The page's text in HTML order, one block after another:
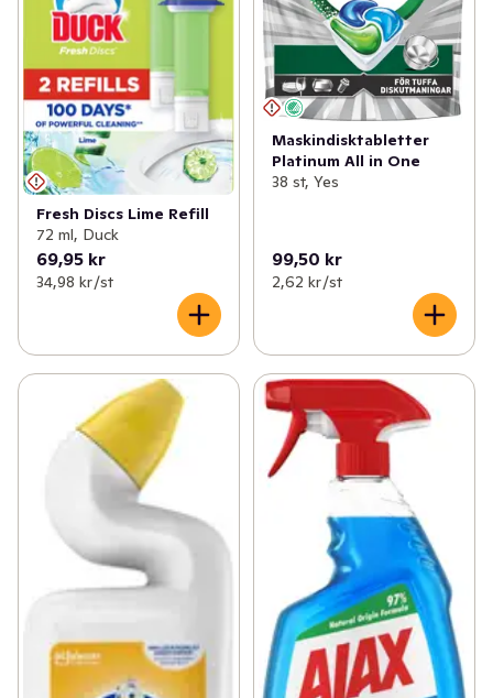
Fresh Discs Lime Refill
72 ml, Duck
69,95 kr
34,98 kr /st
Maskindisktabletter
Platinum All in One
38 st, Yes
99,50 kr
2,62 kr /st